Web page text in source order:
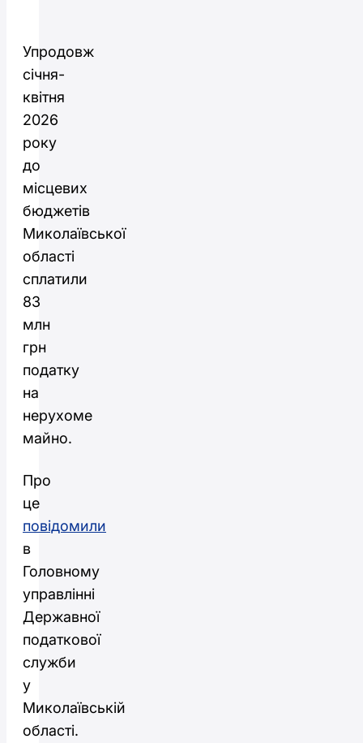
Упродовж
січня-
квітня
2026
року
до
місцевих
бюджетів
Миколаївської
області
сплатили
83
млн
грн
податку
на
нерухоме
майно.
Про
це
повідомили
в
Головному
управлінні
Державної
податкової
служби
у
Миколаївській
області.